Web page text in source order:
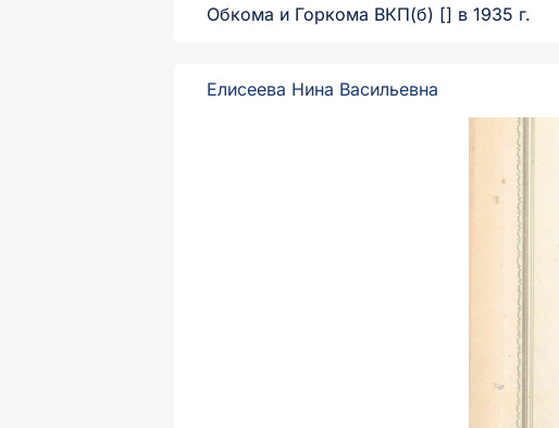
Обкома и Горкома ВКП(б) [] в 1935 г.
Елисеева Нина Васильевна